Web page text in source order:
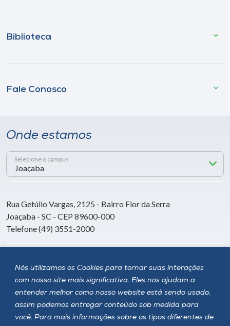
Nós utilizamos os Cookies para tornar suas interações
com nosso site mais significativa. Eles nos ajudam a
entender melhor como nosso website está sendo usado,
assim podemos entregar conteúdo sob medida para
você. Para mais informações sobre os tipos diferentes de
Biblioteca
Fale Conosco
Onde estamos
Selecione o campus
Rua Getúlio Vargas, 2125 - Bairro Flor da Serra
Joaçaba - SC - CEP 89600-000
Telefone (49) 3551-2000
Siga a Unoesc